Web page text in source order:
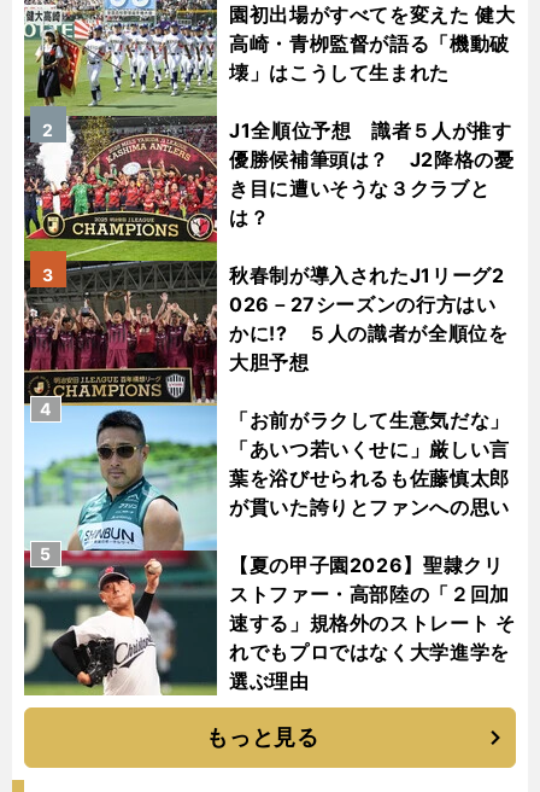
園初出場がすべてを変えた 健大
高崎・青栁監督が語る「機動破
壊」はこうして生まれた
J1全順位予想 識者５人が推す
優勝候補筆頭は？ J2降格の憂
き目に遭いそうな３クラブと
は？
2
秋春制が導入されたJ1リーグ2
026－27シーズンの行方はい
かに!? ５人の識者が全順位を
大胆予想
3
「お前がラクして生意気だな」
「あいつ若いくせに」厳しい言
葉を浴びせられるも佐藤慎太郎
が貫いた誇りとファンへの思い
4
【夏の甲子園2026】聖隷クリ
ストファー・高部陸の「２回加
速する」規格外のストレート そ
れでもプロではなく大学進学を
選ぶ理由
5
もっと見る